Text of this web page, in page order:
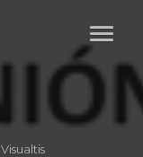
Visualtis